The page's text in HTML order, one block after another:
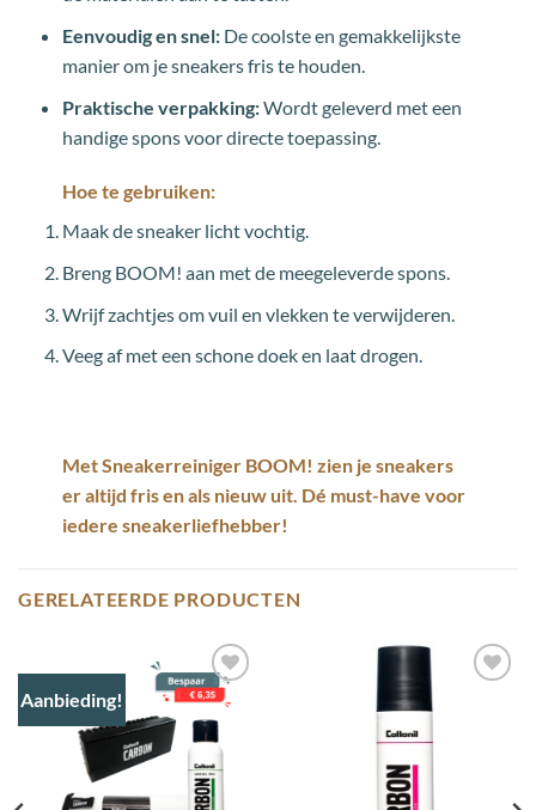
Eenvoudig en snel:De coolste en gemakkelijkste
manier om je sneakers fris te houden.
Praktische verpakking:Wordt geleverd met een
handige spons voor directe toepassing.
Hoe te gebruiken:
Maak de sneaker licht vochtig.
Breng BOOM! aan met de meegeleverde spons.
Wrijf zachtjes om vuil en vlekken te verwijderen.
Veeg af met een schone doek en laat drogen.
MetSneakerreiniger BOOM! zien je sneakers
er altijd fris en als nieuw uit. Dé must-have voor
iedere sneakerliefhebber!
GERELATEERDE PRODUCTEN
Aanbieding!
Toevoegen
wenslijst